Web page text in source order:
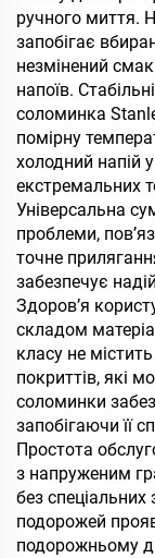
ручного миття.
запобігає
незмінений
напоїв.
соломинка
помірну
холодний напій
екстремальних
Універсальна
проблеми,
точне
забезпечує
Здоров’я
складом
класу не
покриттів, які
соломинки
запобігаючи її
Простота
з напруженим
без спеціальних
подорожей
подорожньому